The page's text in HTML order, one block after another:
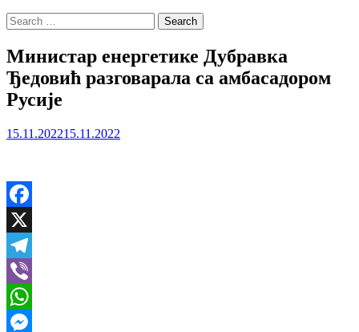
Search
for:
Министар енергетике Дубравка
Ђедовић разговарала са амбасадором
Русије
15.11.202215.11.2022
Facebook
X
Telegram
Viber
WhatsApp